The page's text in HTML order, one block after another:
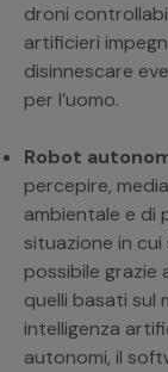
droni
artificieri
disinnescare
per l’uomo.
Robot
percepire,
ambientale e di
situazione in
possibile grazie
quelli basati sul
intelligenza
autonomi, il